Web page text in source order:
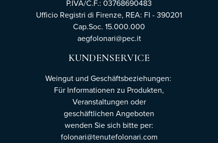
P.IVA/C.F.: 03768690483
Ufficio Registri di Firenze, REA: FI - 390201
Cap.Soc. 15.000.000
aegfolonari@pec.it
KUNDENSERVICE
Weingut und Geschäftsbeziehungen:
Für Informationen zu Produkten,
Veranstaltungen oder
geschäftlichen Angeboten
wenden Sie sich bitte per:
folonari@tenutefolonari.com